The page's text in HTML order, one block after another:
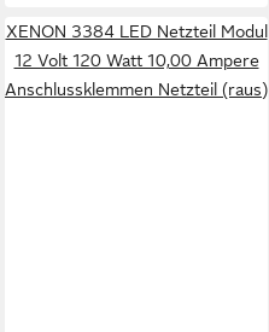
XENON 3384 LED Netzteil Modul
12 Volt 120 Watt 10,00 Ampere
Anschlussklemmen Netzteil (raus)